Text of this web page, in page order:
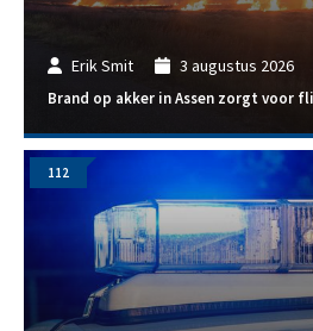
Erik Smit 3 augustus 2026
Brand op akker in Assen zorgt voor
112